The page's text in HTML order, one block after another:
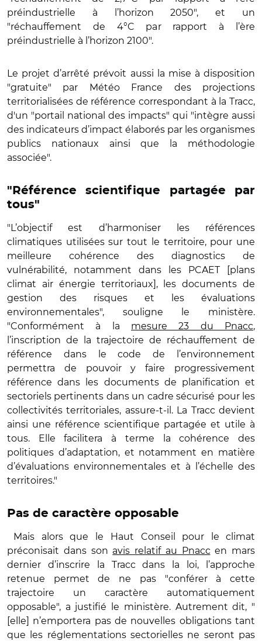
préindustrielle à l’horizon 2050", et un
"réchauffement de 4°C par rapport à l’ère
préindustrielle à l’horizon 2100".
Le projet d’arrêté prévoit aussi la mise à disposition
"gratuite" par Météo France des projections
territorialisées de référence correspondant à la Tracc,
d'un "portail national des impacts" qui "intègre aussi
des indicateurs d’impact élaborés par les organismes
publics nationaux ainsi que la méthodologie
associée".
"Référence scientifique partagée par
tous"
"L’objectif est d’harmoniser les références
climatiques utilisées sur tout le territoire, pour une
meilleure cohérence des diagnostics de
vulnérabilité, notamment dans les PCAET [plans
climat air énergie territoriaux], les documents de
gestion des risques et les évaluations
environnementales", souligne le ministère.
"Conformément à la mesure 23 du Pnacc,
l’inscription de la trajectoire de réchauffement de
référence dans le code de l’environnement
permettra de pouvoir y faire progressivement
référence dans les documents de planification et
sectoriels pertinents dans un cadre sécurisé pour les
collectivités territoriales, assure-t-il. La Tracc devient
ainsi une référence scientifique partagée et utile à
tous. Elle facilitera à terme la cohérence des
politiques d’adaptation, et notamment en matière
d’évaluations environnementales et à l’échelle des
territoires."
Pas de caractère opposable
Mais alors que le
Haut Conseil pour le climat
préconisait dans son avis relatif au Pnaccen mars
dernier d’inscrire la Tracc dans la loi, l’approche
retenue permet de ne pas "conférer à cette
trajectoire un caractère automatiquement
opposable", a justifié le ministère. Autrement dit, "
[elle] n’emportera pas de nouvelles obligations tant
que les réglementations sectorielles ne seront pas